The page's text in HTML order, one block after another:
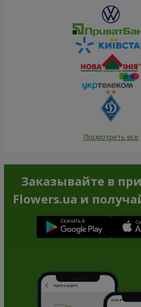
Посмотреть все
Заказывайте в
Flowers.ua и